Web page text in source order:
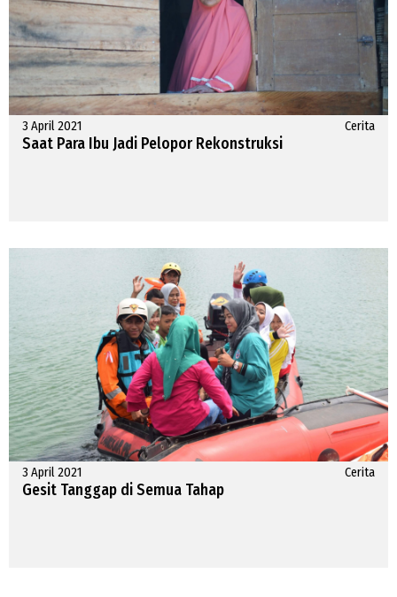
3 April 2021 Cerita
Saat Para Ibu Jadi Pelopor Rekonstruksi
3 April 2021 Cerita
Gesit Tanggap di Semua Tahap